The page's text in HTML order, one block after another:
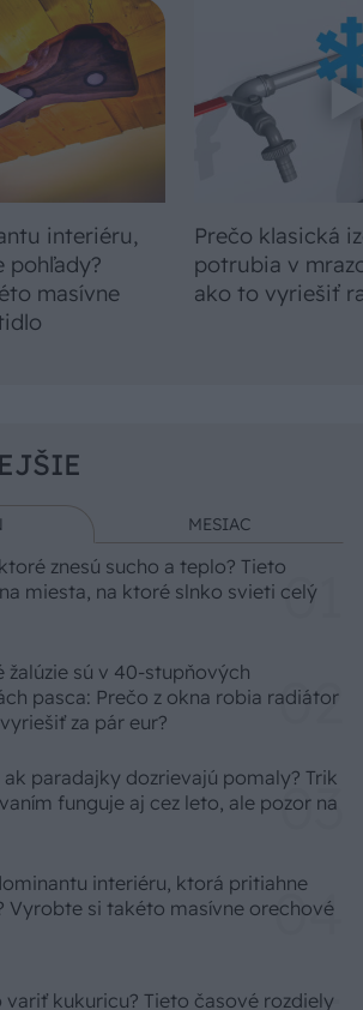
interiéru,
pohľady?
masívne
Prečo klasická
potrubia v
ako to vyriešiť
MESIAC
znesú sucho a teplo? Tieto
miesta, na ktoré slnko svieti celý
žalúzie sú v 40-stupňových
pasca: Prečo z okna robia radiátor
za pár eur?
paradajky dozrievajú pomaly? Trik
funguje aj cez leto, ale pozor na
interiéru, ktorá pritiahne
Vyrobte si takéto masívne orechové
variť kukuricu? Tieto časové rozdiely